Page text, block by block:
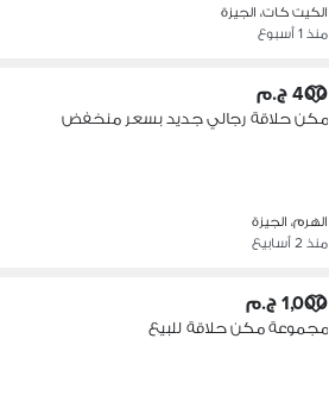
الكيت كات، الجيزة
منذ 1 أسبوع
400 ج.م
مكن حلاقة رجالي جديد بسعر منخفض
الهرم، الجيزة
منذ 2 أسابيع
1,000 ج.م
مجموعة مكن حلاقة للبيع